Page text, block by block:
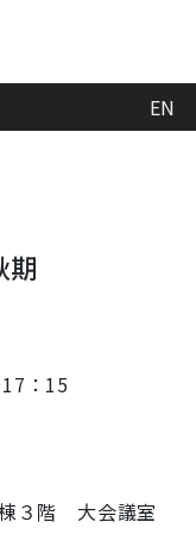
EN
期
：15
３階 大会議室